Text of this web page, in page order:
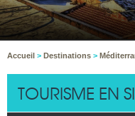
Accueil > Destinations >
TOURISME EN